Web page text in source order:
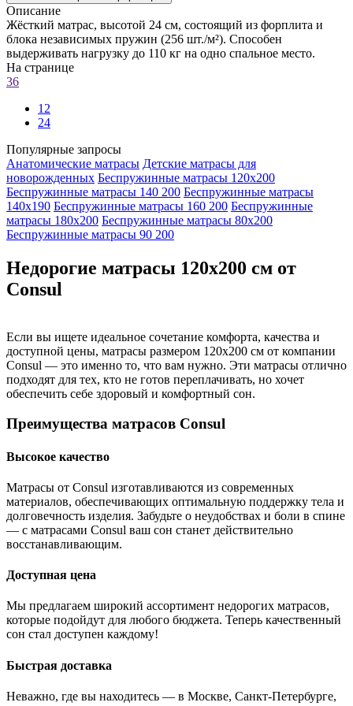
Описание
Жёсткий матрас, высотой 24 см, состоящий из форплита и
блока независимых пружин (256 шт./м²). Способен
выдерживать нагрузку до 110 кг на одно спальное место.
На странице
36
12
24
Популярные запросы
Анатомические матрасы Детские матрасы для
новорожденных Беспружинные матрасы 120х200
Беспружинные матрасы 140 200 Беспружинные матрасы
140х190 Беспружинные матрасы 160 200 Беспружинные
матрасы 180х200 Беспружинные матрасы 80х200
Беспружинные матрасы 90 200
Недорогие матрасы 120x200 см от
Consul
Если вы ищете идеальное сочетание комфорта, качества и
доступной цены, матрасы размером 120x200 см от компании
Consul — это именно то, что вам нужно. Эти матрасы отлично
подходят для тех, кто не готов переплачивать, но хочет
обеспечить себе здоровый и комфортный сон.
Преимущества матрасов Consul
Высокое качество
Матрасы от Consul изготавливаются из современных
материалов, обеспечивающих оптимальную поддержку тела и
долговечность изделия. Забудьте о неудобствах и боли в спине
— с матрасами Consul ваш сон станет действительно
восстанавливающим.
Доступная цена
Мы предлагаем широкий ассортимент недорогих матрасов,
которые подойдут для любого бюджета. Теперь качественный
сон стал доступен каждому!
Быстрая доставка
Неважно, где вы находитесь — в Москве, Санкт-Петербурге,